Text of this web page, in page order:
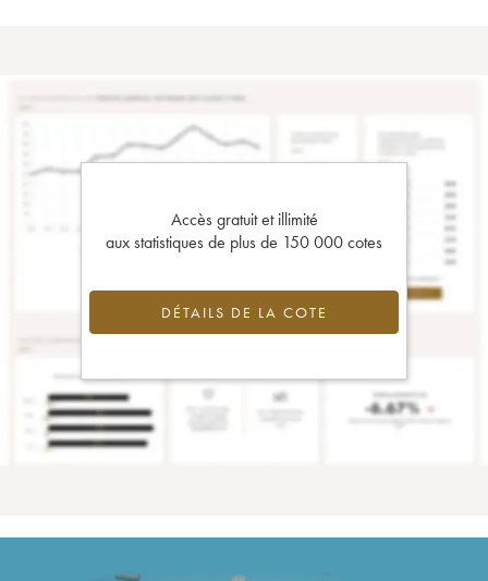
Accès gratuit et illimité
aux statistiques de plus de 150 000 cotes
DÉTAILS DE LA COTE